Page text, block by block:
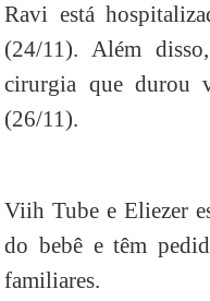
Ravi está
(24/11). Além
cirurgia que durou
(26/11).
Viih Tube e Eliezer
do bebê e têm
familiares.